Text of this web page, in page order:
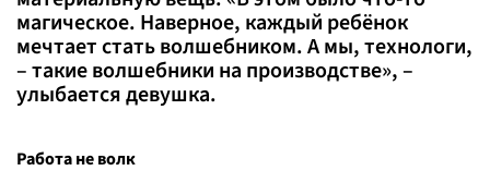
магическое. Наверное, каждый ребёнок
мечтает стать волшебником. А мы, технологи,
– такие волшебники на производстве», –
улыбается девушка.
Работа не волк